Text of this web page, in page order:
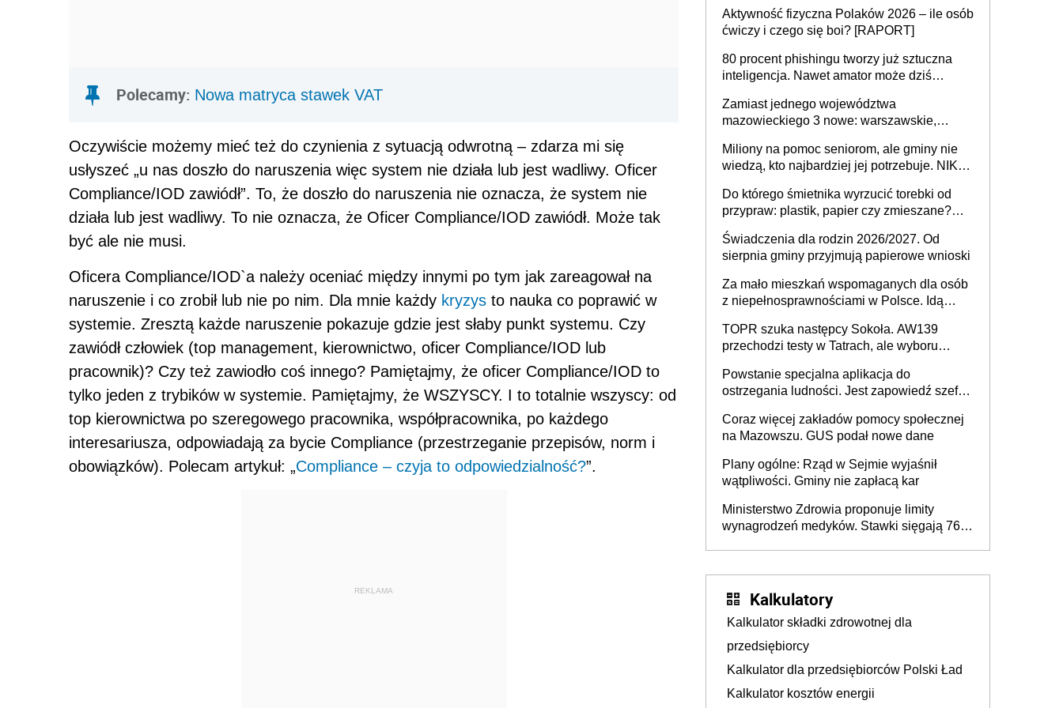
Polecamy: Nowa matryca stawek VAT
Oczywiście możemy mieć też do czynienia z sytuacją odwrotną – zdarza mi się
usłyszeć „u nas doszło do naruszenia więc system nie działa lub jest wadliwy. Oficer
Compliance/IOD zawiódł”. To, że doszło do naruszenia nie oznacza, że system nie
działa lub jest wadliwy. To nie oznacza, że Oficer Compliance/IOD zawiódł. Może tak
być ale nie musi.
Oficera Compliance/IOD`a należy oceniać między innymi po tym jak zareagował na
naruszenie i co zrobił lub nie po nim. Dla mnie każdy kryzys to nauka co poprawić w
systemie. Zresztą każde naruszenie pokazuje gdzie jest słaby punkt systemu. Czy
zawiódł człowiek (top management, kierownictwo, oficer Compliance/IOD lub
pracownik)? Czy też zawiodło coś innego? Pamiętajmy, że oficer Compliance/IOD to
tylko jeden z trybików w systemie. Pamiętajmy, że WSZYSCY. I to totalnie wszyscy: od
top kierownictwa po szeregowego pracownika, współpracownika, po każdego
interesariusza, odpowiadają za bycie Compliance (przestrzeganie przepisów, norm i
obowiązków). Polecam artykuł: „Compliance – czyja to odpowiedzialność?”.
REKLAMA
Aktywność fizyczna Polaków 2026 – ile osób
ćwiczy i czego się boi? [RAPORT]
80 procent phishingu tworzy już sztuczna
inteligencja. Nawet amator może dziś
Zamiast jednego województwa
mazowieckiego 3 nowe: warszawskie,
Europie nie ma tak dużych jednostek
stołecznych
Miliony na pomoc seniorom, ale gminy nie
wiedzą, kto najbardziej jej potrzebuje. NIK
Do którego śmietnika wyrzucić torebki od
przypraw: plastik, papier czy zmieszane?
Świadczenia dla rodzin 2026/2027. Od
sierpnia gminy przyjmują papierowe wnioski
Za mało mieszkań wspomaganych dla osób
z niepełnosprawnościami w Polsce. Idą
TOPR szuka następcy Sokoła. AW139
przechodzi testy w Tatrach, ale wyboru
Powstanie specjalna aplikacja do
ostrzegania ludności. Jest zapowiedź szefa
Coraz więcej zakładów pomocy społecznej
na Mazowszu. GUS podał nowe dane
Plany ogólne: Rząd w Sejmie wyjaśnił
wątpliwości. Gminy nie zapłacą kar
Ministerstwo Zdrowia proponuje limity
wynagrodzeń medyków. Stawki sięgają 76,8
Kalkulatory
Kalkulator składki zdrowotnej dla
przedsiębiorcy
Kalkulator dla przedsiębiorców Polski Ład
Kalkulator kosztów energii